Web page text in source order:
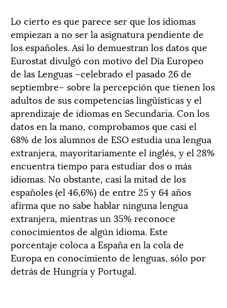
Lo cierto es que parece ser que los idiomas
empiezan a no ser la asignatura pendiente de
los españoles. Así lo demuestran los datos que
Eurostat divulgó con motivo del Día Europeo
de las Lenguas –celebrado el pasado 26 de
septiembre– sobre la percepción que tienen los
adultos de sus competencias lingüísticas y el
aprendizaje de idiomas en Secundaria. Con los
datos en la mano, comprobamos que casi el
68% de los alumnos de ESO estudia una lengua
extranjera, mayoritariamente el inglés, y el 28%
encuentra tiempo para estudiar dos o más
idiomas. No obstante, casi la mitad de los
españoles (el 46,6%) de entre 25 y 64 años
afirma que no sabe hablar ninguna lengua
extranjera, mientras un 35% reconoce
conocimientos de algún idioma. Este
porcentaje coloca a España en la cola de
Europa en conocimiento de lenguas, sólo por
detrás de Hungría y Portugal.